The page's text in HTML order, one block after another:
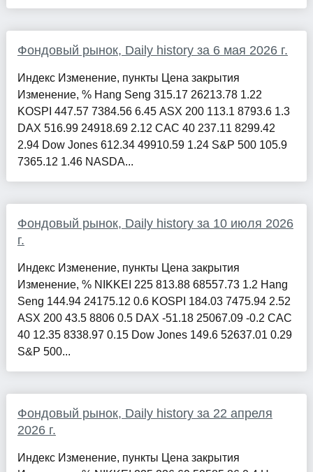
Фондовый рынок, Daily history за 6 мая 2026 г.
Индекс Изменение, пункты Цена закрытия
Изменение, % Hang Seng 315.17 26213.78 1.22
KOSPI 447.57 7384.56 6.45 ASX 200 113.1 8793.6 1.3
DAX 516.99 24918.69 2.12 CAC 40 237.11 8299.42
2.94 Dow Jones 612.34 49910.59 1.24 S&P 500 105.9
7365.12 1.46 NASDA...
Фондовый рынок, Daily history за 10 июля 2026
г.
Индекс Изменение, пункты Цена закрытия
Изменение, % NIKKEI 225 813.88 68557.73 1.2 Hang
Seng 144.94 24175.12 0.6 KOSPI 184.03 7475.94 2.52
ASX 200 43.5 8806 0.5 DAX -51.18 25067.09 -0.2 CAC
40 12.35 8338.97 0.15 Dow Jones 149.6 52637.01 0.29
S&P 500...
Фондовый рынок, Daily history за 22 апреля
2026 г.
Индекс Изменение, пункты Цена закрытия